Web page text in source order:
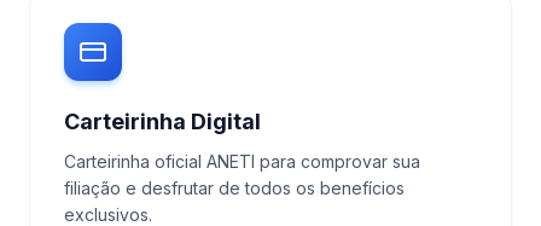
Carteirinha Digital
Carteirinha oficial ANETI para comprovar sua
filiação e desfrutar de todos os benefícios
exclusivos.